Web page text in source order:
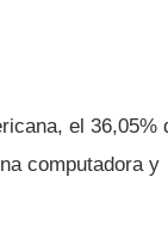
el 36,05%
computadora y